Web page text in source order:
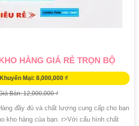
HÀNG GIÁ RẺ TRỌN BỘ
Mại: 8,000,000 ₫
Bán: 12,000,000 ₫
đầy đủ và chất lượng cung cấp cho bạn
kho hàng của bạn. r>Với cấu hình chất